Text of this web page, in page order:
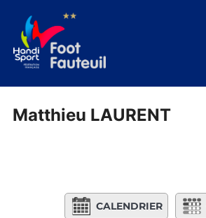
contenu
Matthieu LAURENT
CALENDRIER